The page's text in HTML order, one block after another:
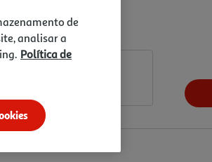
de
analisar a
Política de